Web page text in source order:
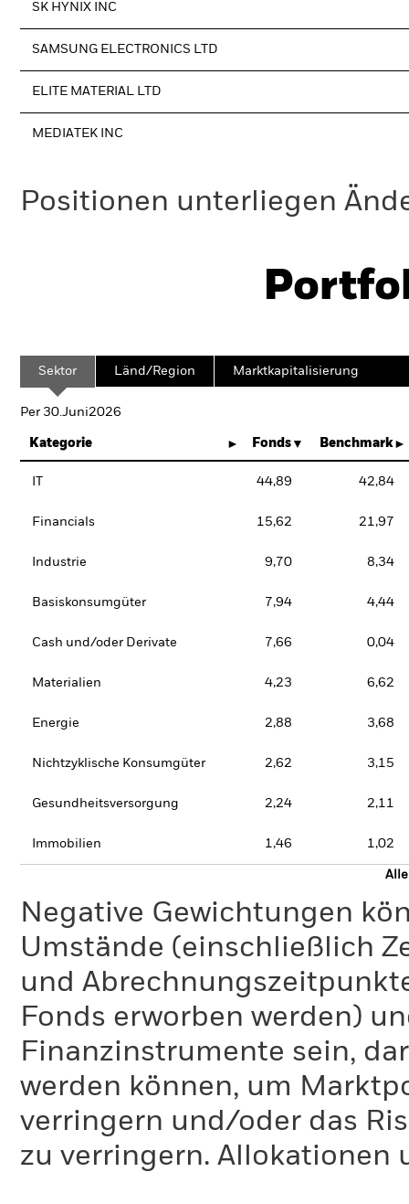
SK HYNIX INC
SAMSUNG ELECTRONICS LTD
ELITE MATERIAL LTD
MEDIATEK INC
Positionen unterliegen
Sektor Länd/Region Marktkapitalisierung
Per 30.Juni2026
Kategorie Fonds Benchmark
44,89 42,84
Financials 15,62 21,97
Industrie 9,70 8,34
Basiskonsumgüter 7,94 4,44
Cash und/oder Derivate 7,66 0,04
Materialien 4,23 6,62
Energie 2,88 3,68
Nichtzyklische Konsumgüter 2,62 3,15
Gesundheitsversorgung 2,24 2,11
Immobilien 1,46 1,02
Negative Gewichtungen
Umstände (einschließlich
und
Fonds erworben werden)
Finanzinstrumente sein,
werden können, um
verringern und/oder das
zu verringern. Allokationen